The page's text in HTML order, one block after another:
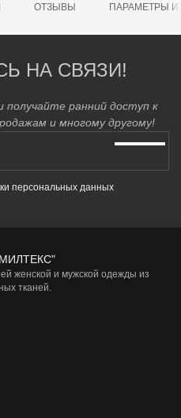
ОТЗЫВЫ ПАРАМЕТРЫ
НА СВЯЗИ!
получайте ранний доступ к
и многому другому!
персональных данных
женской и мужской одежды из
тканей.